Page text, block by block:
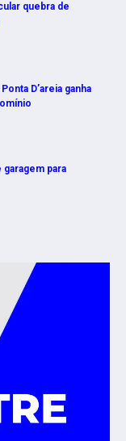
quebra de
D’areia ganha
garagem para